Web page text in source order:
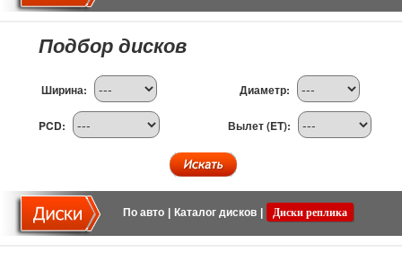
Подбор дисков
Ширина: Диаметр:
PCD: Вылет (ET):
По авто Каталог дисков Диски реплика